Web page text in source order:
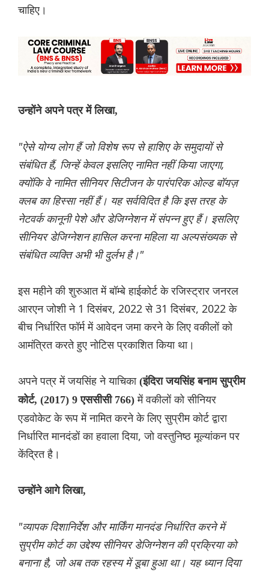
चाहिए।
उन्होंने अपने पत्र में लिखा,
"ऐसे योग्य लोग हैं जो विशेष रूप से हाशिए के समुदायों से
संबंधित हैं, जिन्हें केवल इसलिए नामित नहीं किया जाएगा,
क्योंकि वे नामित सीनियर सिटीजन के पारंपरिक ओल्ड बॉयज़
क्लब का हिस्सा नहीं हैं। यह सर्वविदित है कि इस तरह के
नेटवर्क कानूनी पेशे और डेजिग्नेशन में संपन्न हुए हैं। इसलिए
सीनियर डेजिग्नेशन हासिल करना महिला या अल्पसंख्यक से
संबंधित व्यक्ति अभी भी दुर्लभ है।"
इस महीने की शुरुआत में बॉम्बे हाईकोर्ट के रजिस्ट्रार जनरल
आरएन जोशी ने 1 दिसंबर, 2022 से 31 दिसंबर, 2022 के
बीच निर्धारित फॉर्म में आवेदन जमा करने के लिए वकीलों को
आमंत्रित करते हुए नोटिस प्रकाशित किया था।
अपने पत्र में जयसिंह ने याचिका (इंदिरा जयसिंह बनाम सुप्रीम
कोर्ट, (2017) 9 एससीसी 766) में वकीलों को सीनियर
एडवोकेट के रूप में नामित करने के लिए सुप्रीम कोर्ट द्वारा
निर्धारित मानदंडों का हवाला दिया, जो वस्तुनिष्ठ मूल्यांकन पर
केंद्रित है।
उन्होंने आगे लिखा,
"व्यापक दिशानिर्देश और मार्किंग मानदंड निर्धारित करने में
सुप्रीम कोर्ट का उद्देश्य सीनियर डेजिग्नेशन की प्रक्रिया को
बनाना है, जो अब तक रहस्य में डूबा हुआ था। यह ध्यान दिया